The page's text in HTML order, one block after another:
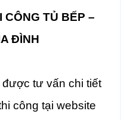
CÔNG TỦ BẾP –
ĐÌNH
tư vấn chi tiết
công tại website